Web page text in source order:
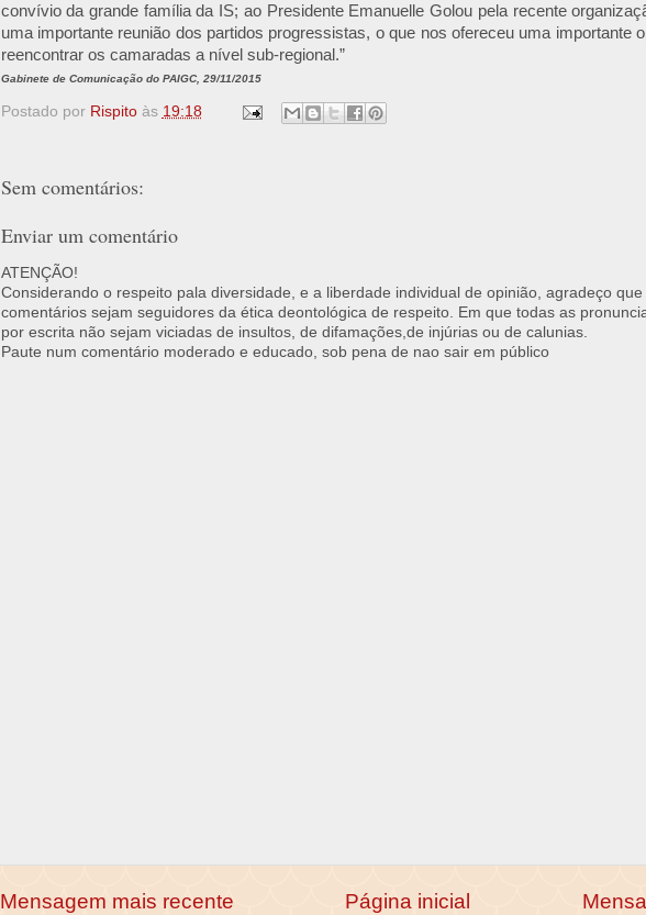
convívio da grande família da IS; ao Presidente Emanuelle Golou pela recente
uma importante reunião dos partidos progressistas, o que nos ofereceu uma importante
reencontrar os camaradas a nível sub-regional.”
Gabinete de Comunicação do PAIGC, 29/11/2015
Postado por Rispito às 19:18
Sem comentários:
Enviar um comentário
ATENÇÃO!
Considerando o respeito pala diversidade, e a liberdade individual de opinião, agradeço que
comentários sejam seguidores da ética deontológica de respeito. Em que todas as
por escrita não sejam viciadas de insultos, de difamações,de injúrias ou de calunias.
Paute num comentário moderado e educado, sob pena de nao sair em público
Mensagem mais recente Página inicial